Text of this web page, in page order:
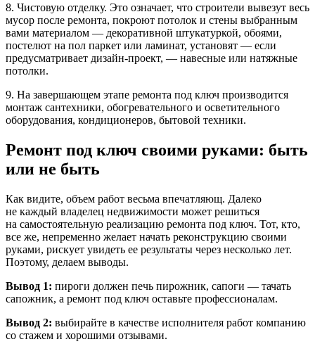
8. Чистовую отделку. Это означает, что строители вывезут весь
мусор после ремонта, покроют потолок и стены выбранным
вами материалом — декоративной штукатуркой, обоями,
постелют на пол паркет или ламинат, установят — если
предусматривает дизайн-проект, — навесные или натяжные
потолки.
9. На завершающем этапе ремонта под ключ производится
монтаж сантехники, обогревательного и осветительного
оборудования, кондиционеров, бытовой техники.
Ремонт под ключ своими руками: быть
или не быть
Как видите, объем работ весьма впечатляющ. Далеко
не каждый владелец недвижимости может решиться
на самостоятельную реализацию ремонта под ключ. Тот, кто,
все же, непременно желает начать реконструкцию своими
руками, рискует увидеть ее результаты через несколько лет.
Поэтому, делаем выводы.
Вывод 1: пироги должен печь пирожник, сапоги — тачать
сапожник, а ремонт под ключ оставьте профессионалам.
Вывод 2: выбирайте в качестве исполнителя работ компанию
со стажем и хорошими отзывами.